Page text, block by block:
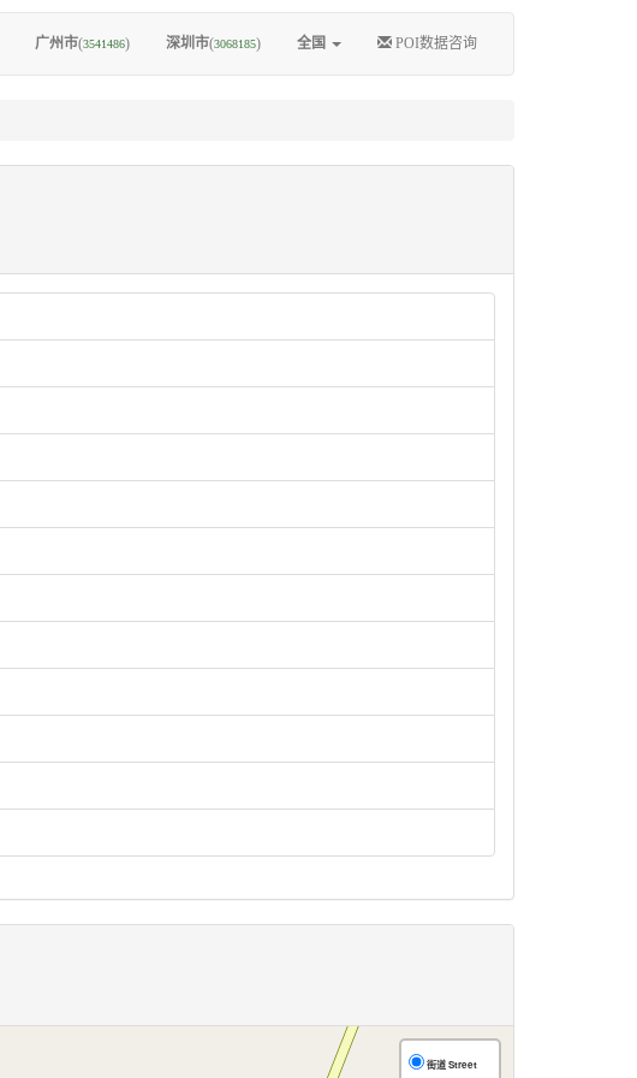
广州市(3541486) 深圳市(3068185) 全国 POI数据咨询
街道 Street